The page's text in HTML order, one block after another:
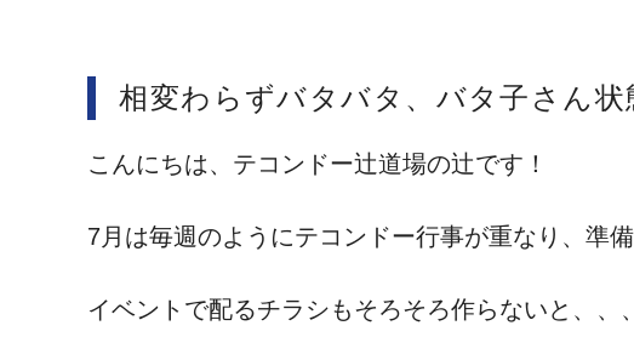
相変わらずバタバタ、バタ子さん状
こんにちは、テコンドー辻道場の辻です！
7月は毎週のようにテコンドー行事が重なり、準
イベントで配るチラシもそろそろ作らないと、、、